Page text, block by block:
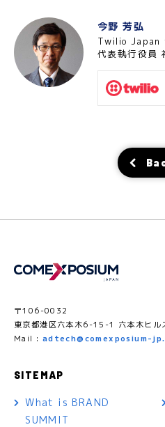
今野 芳弘
Twilio Japan
代表執行役員
〒106-0032
東京都港区六本木6-15-1 六本木ヒル
Mail : adtech@comexposium-
SITEMAP
What is BRAND
SUMMIT